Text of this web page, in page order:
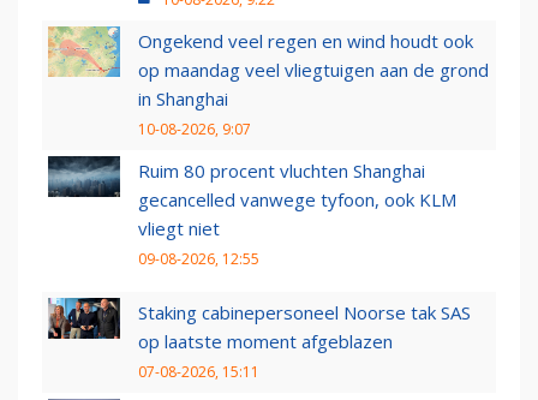
Ongekend veel regen en wind houdt ook
op maandag veel vliegtuigen aan de grond
in Shanghai
10-08-2026, 9:07
Ruim 80 procent vluchten Shanghai
gecancelled vanwege tyfoon, ook KLM
vliegt niet
09-08-2026, 12:55
Staking cabinepersoneel Noorse tak SAS
op laatste moment afgeblazen
07-08-2026, 15:11